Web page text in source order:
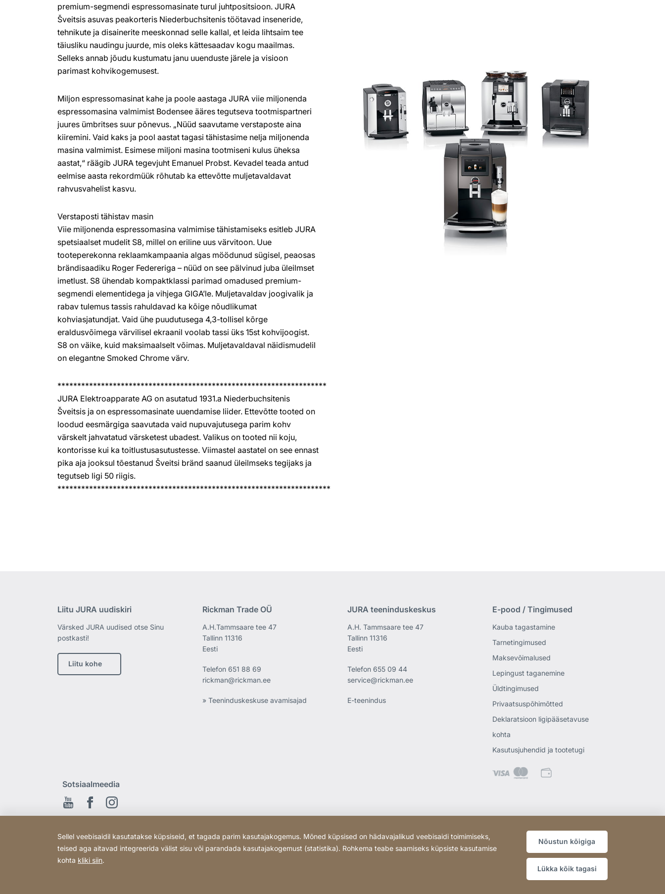
premium-segmendi espressomasinate turul juhtpositsioon. JURA
Šveitsis asuvas peakorteris Niederbuchsitenis töötavad inseneride,
tehnikute ja disainerite meeskonnad selle kallal, et leida lihtsaim tee
täiusliku naudingu juurde, mis oleks kättesaadav kogu maailmas.
Selleks annab jõudu kustumatu janu uuenduste järele ja visioon
parimast kohvikogemusest.
Miljon espressomasinat kahe ja poole aastaga JURA viie miljonenda
espressomasina valmimist Bodensee ääres tegutseva tootmispartneri
juures ümbritses suur põnevus. „Nüüd saavutame verstaposte aina
kiiremini. Vaid kaks ja pool aastat tagasi tähistasime nelja miljonenda
masina valmimist. Esimese miljoni masina tootmiseni kulus üheksa
aastat,“ räägib JURA tegevjuht Emanuel Probst. Kevadel teada antud
eelmise aasta rekordmüük rõhutab ka ettevõtte muljetavaldavat
rahvusvahelist kasvu.
Verstaposti tähistav masin
Viie miljonenda espressomasina valmimise tähistamiseks esitleb JURA
spetsiaalset mudelit S8, millel on eriline uus värvitoon. Uue
tooteperekonna reklaamkampaania algas möödunud sügisel, peaosas
brändisaadiku Roger Federeriga – nüüd on see pälvinud juba üleilmset
imetlust. S8 ühendab kompaktklassi parimad omadused premium-
segmendi elementidega ja vihjega GIGA’le. Muljetavaldav joogivalik ja
rabav tulemus tassis rahuldavad ka kõige nõudlikumat
kohviasjatundjat. Vaid ühe puudutusega 4,3-tollisel kõrge
eraldusvõimega värvilisel ekraanil voolab tassi üks 15st kohvijoogist.
S8 on väike, kuid maksimaalselt võimas. Muljetavaldaval näidismudelil
on elegantne Smoked Chrome värv.
********************************************************************
JURA Elektroapparate AG on asutatud 1931.a Niederbuchsitenis
Šveitsis ja on espressomasinate uuendamise liider. Ettevõtte tooted on
loodud eesmärgiga saavutada vaid nupuvajutusega parim kohv
värskelt jahvatatud värsketest ubadest. Valikus on tooted nii koju,
kontorisse kui ka toitlustusasutustesse. Viimastel aastatel on see ennast
pika aja jooksul tõestanud Šveitsi bränd saanud üleilmseks tegijaks ja
tegutseb ligi 50 riigis.
*********************************************************************
Liitu JURA uudiskiri
Värsked JURA uudised otse Sinu
postkasti!
Liitu kohe
Rickman Trade OÜ
A.H.Tammsaare tee 47
Tallinn 11316
Eesti
Telefon651 88 69
rickman@rickman.ee
» Teeninduskeskuse avamisajad
JURA teeninduskeskus
A.H. Tammsaare tee 47
Tallinn 11316
Eesti
Telefon 655 09 44
service@rickman.ee
E-teenindus
E-pood / Tingimused
Kauba tagastamine
Tarnetingimused
Maksevõimalused
Lepingust taganemine
Üldtingimused
Privaatsuspõhimõtted
Deklaratsioon ligipääsetavuse
kohta
Kasutusjuhendid ja tootetugi
Sotsiaalmeedia
Youtube Facebook
Koduleht
[Website
Sisukaart
Sellel veebisaidil kasutatakse küpsiseid, et tagada parim kasutajakogemus. Mõned küpsised on hädavajalikud veebisaidi toimimiseks,
teised aga aitavad integreerida välist sisu või parandada kasutajakogemust (statistika). Rohkema teabe saamiseks küpsiste kasutamise
kohta kliki siin.
Nõustun kõigiga
Lükka kõik tagasi